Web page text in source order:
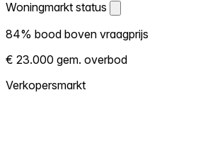
Woningmarkt status
Woningmarkt status
Laat zien hoe competitief de markt hier
Hoe meer woningen boven vraagprijs
verkopen, hoe heter. Heet? Verwacht
concurrentie en overweeg boven
84% bood boven vraagprijs
€ 23.000 gem. overbod
Verkopersmarkt